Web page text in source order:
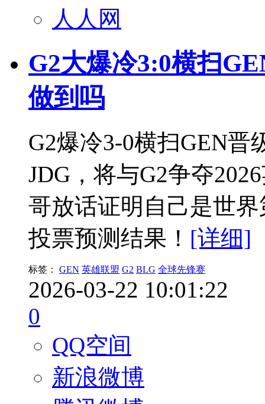
人人网
G2大爆冷3:0横扫
做到吗
G2爆冷3-0横扫GEN晋
JDG，将与G2争夺
哥放话证明自己是世
投票预测结果！ [详细]
标签： GEN 英雄联盟 G2 BLG 全球先锋赛
2026-03-22 10:01:22
0
QQ空间
新浪微博